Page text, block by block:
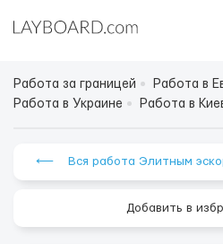
Работа за границей
Работа в
Работа в Украине
Работа в
⟵ Вся работа Элитным
Добавить в